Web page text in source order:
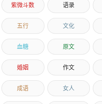
紫微斗数 语录
五行 文化
血糖 原文
婚姻 作文
成语 女人